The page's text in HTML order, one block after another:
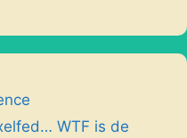
WTF is de